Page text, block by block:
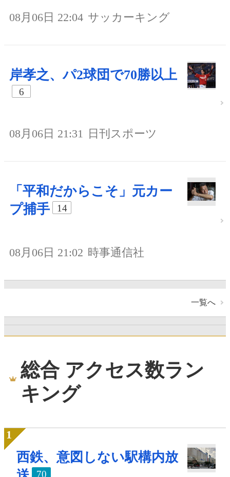
08月06日 22:04 サッカーキング
岸孝之、パ2球団で70勝以上
6
08月06日 21:31 日刊スポーツ
「平和だからこそ」元カー
プ捕手
14
08月06日 21:02 時事通信社
一覧へ
総合 アクセス数ラン
キング
西鉄、意図しない駅構内放
70